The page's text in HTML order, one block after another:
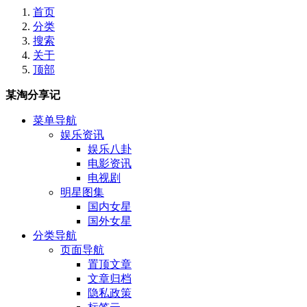
首页
分类
搜索
关于
顶部
某淘分享记
菜单导航
娱乐资讯
娱乐八卦
电影资讯
电视剧
明星图集
国内女星
国外女星
分类导航
页面导航
置顶文章
文章归档
隐私政策